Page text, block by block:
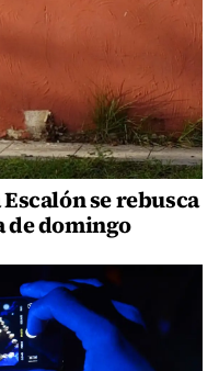
se rebusca
de domingo